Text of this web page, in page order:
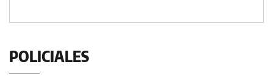
POLICIALES